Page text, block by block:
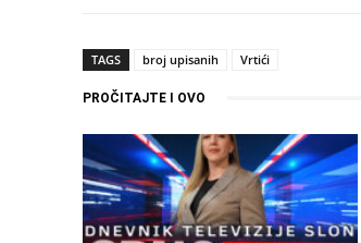
TAGS broj upisanih Vrtići
PROČITAJTE I OVO